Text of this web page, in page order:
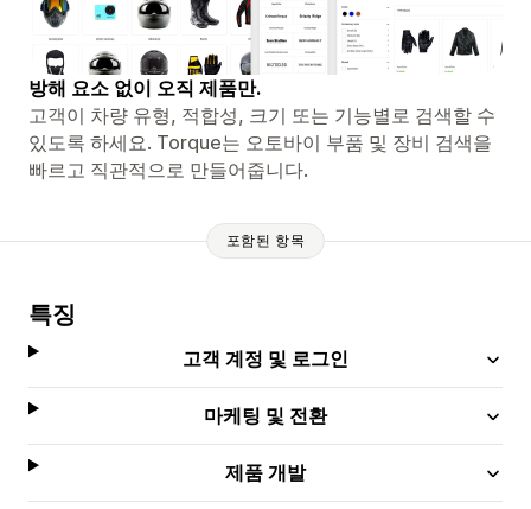
방해 요소 없이 오직 제품만.
고객이 차량 유형, 적합성, 크기 또는 기능별로 검색할 수
있도록 하세요. Torque는 오토바이 부품 및 장비 검색을
빠르고 직관적으로 만들어줍니다.
포함된 항목
특징
고객 계정 및 로그인
마케팅 및 전환
제품 개발